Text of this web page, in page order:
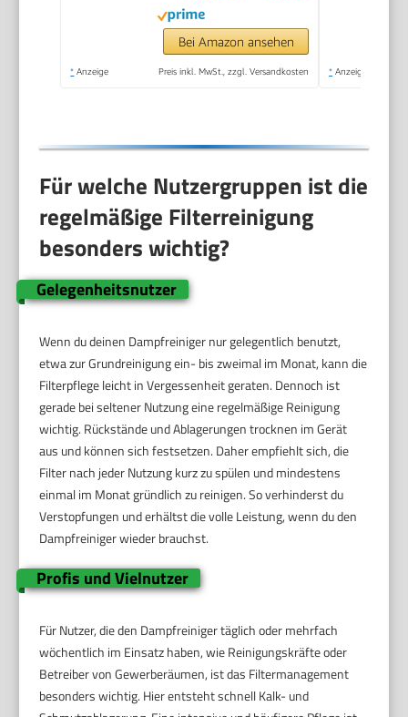
Bei Amazon ansehen
* Anzeige Preis inkl. MwSt., zzgl. Versandkosten * Anzeige
Für welche Nutzergruppen ist die
regelmäßige Filterreinigung
besonders wichtig?
Gelegenheitsnutzer
Wenn du deinen Dampfreiniger nur gelegentlich benutzt,
etwa zur Grundreinigung ein- bis zweimal im Monat, kann die
Filterpflege leicht in Vergessenheit geraten. Dennoch ist
gerade bei seltener Nutzung eine regelmäßige Reinigung
wichtig. Rückstände und Ablagerungen trocknen im Gerät
aus und können sich festsetzen. Daher empfiehlt sich, die
Filter nach jeder Nutzung kurz zu spülen und mindestens
einmal im Monat gründlich zu reinigen. So verhinderst du
Verstopfungen und erhältst die volle Leistung, wenn du den
Dampfreiniger wieder brauchst.
Profis und Vielnutzer
Für Nutzer, die den Dampfreiniger täglich oder mehrfach
wöchentlich im Einsatz haben, wie Reinigungskräfte oder
Betreiber von Gewerberäumen, ist das Filtermanagement
besonders wichtig. Hier entsteht schnell Kalk- und